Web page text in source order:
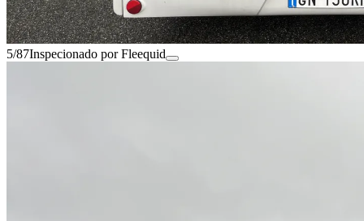
5/87Inspecionado por Fleequid